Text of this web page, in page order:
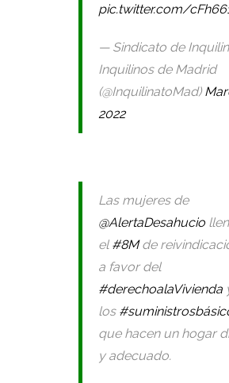
pic.twitter.com/
— Sindicato de
Inquilinos de Madrid
(@InquilinatoMad)
2022
Las mujeres de
@AlertaDesahucio
el #8Mde
a favor del
#derechoalaVivienda
los
que hacen un hogar
y adecuado.